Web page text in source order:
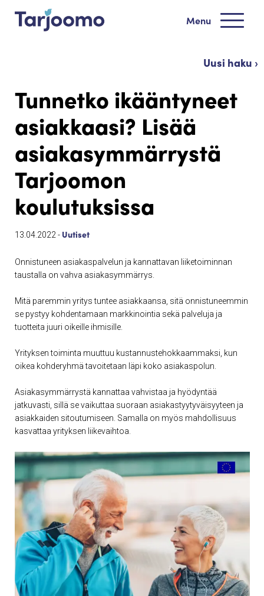
Siirry sisältöön
Menu
Uusi haku ›
Tunnetko ikääntyneet
asiakkaasi? Lisää
asiakasymmärrystä
Tarjoomon
koulutuksissa
13.04.2022 - Uutiset
Onnistuneen asiakaspalvelun ja kannattavan liiketoiminnan
taustalla on vahva asiakasymmärrys.
Mitä paremmin yritys tuntee asiakkaansa, sitä onnistuneemmin
se pystyy kohdentamaan markkinointia sekä palveluja ja
tuotteita juuri oikeille ihmisille.
Yrityksen toiminta muuttuu kustannustehokkaammaksi, kun
oikea kohderyhmä tavoitetaan läpi koko asiakaspolun.
Asiakasymmärrystä kannattaa vahvistaa ja hyödyntää
jatkuvasti, sillä se vaikuttaa suoraan asiakastyytyväisyyteen ja
asiakkaiden sitoutumiseen. Samalla on myös mahdollisuus
kasvattaa yrityksen liikevaihtoa.